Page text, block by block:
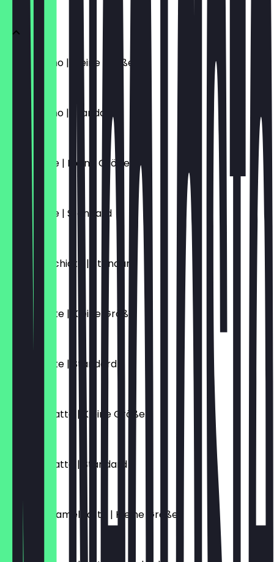
Cappuccino | Kleine Größe
€ 4,70
Cappuccino | Standard
€ 5,10
Caffè Latte | Kleine Größe
€ 4,70
Caffè Latte | Standard
€ 5,10
Latte Macchiato | Standard
€ 5,10
Vanille Latte | Kleine Größe
€ 5,70
Vanille Latte | Standard
Caramel Latte | Kleine Größe
Caramel Latte | Standard
Salted Caramel Latte | Kleine Größe
€ 5,70